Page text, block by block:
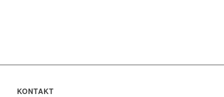
KONTAKT